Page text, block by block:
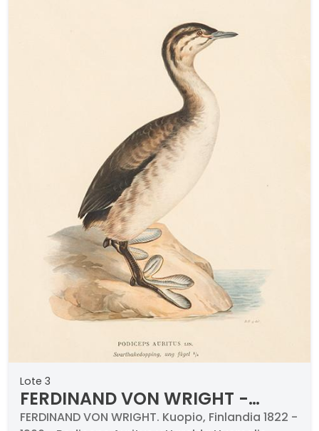
Lote 3
FERDINAND VON WRIGHT -
Podiceps Auritus y Harelda
FERDINAND VON WRIGHT. Kuopio, Finlandia 1822 -